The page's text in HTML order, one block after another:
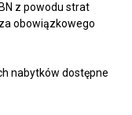
z powodu strat
obowiązkowego
nabytków dostępne